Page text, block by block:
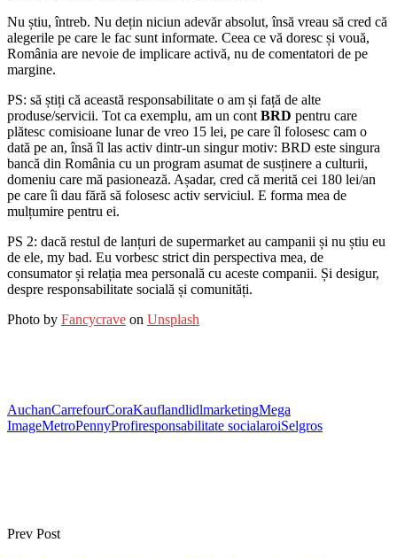
Nu știu, întreb. Nu dețin niciun adevăr absolut, însă vreau să cred că
alegerile pe care le fac sunt informate. Ceea ce vă doresc și vouă,
România are nevoie de implicare activă, nu de comentatori de pe
margine.
PS: să știți că această responsabilitate o am și față de alte
produse/servicii. Tot ca exemplu, am un cont BRD pentru care
plătesc comisioane lunar de vreo 15 lei, pe care îl folosesc cam o
dată pe an, însă îl las activ dintr-un singur motiv: BRD este singura
bancă din România cu un program asumat de susținere a culturii,
domeniu care mă pasionează. Așadar, cred că merită cei 180 lei/an
pe care îi dau fără să folosesc activ serviciul. E forma mea de
mulțumire pentru ei.
PS 2: dacă restul de lanțuri de supermarket au campanii și nu știu eu
de ele, my bad. Eu vorbesc strict din perspectiva mea, de
consumator și relația mea personală cu aceste companii. Și desigur,
despre responsabilitate socială și comunități.
Photo by Fancycrave on Unsplash
AuchanCarrefourCoraKauflandlidlmarketingMega
ImageMetroPennyProfiresponsabilitate socialaroiSelgros
Prev Post